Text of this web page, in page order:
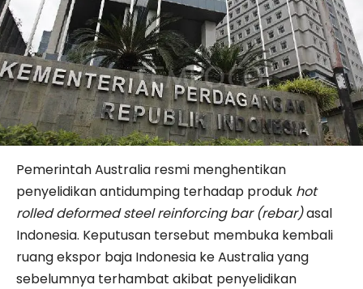
Pemerintah Australia resmi menghentikan
penyelidikan antidumping terhadap produk hot
rolled deformed steel reinforcing bar (rebar)asal
Indonesia. Keputusan tersebut membuka kembali
ruang ekspor baja Indonesia ke Australia yang
sebelumnya terhambat akibat penyelidikan